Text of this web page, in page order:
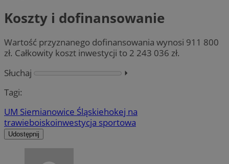
Koszty i dofinansowanie
Wartość przyznanego dofinansowania wynosi 911 800
zł. Całkowity koszt inwestycji to 2 243 036 zł.
Słuchaj
⏵︎
Tagi:
UM Siemianowice Śląskiehokej na
trawieboiskoinwestycja sportowa
Udostępnij